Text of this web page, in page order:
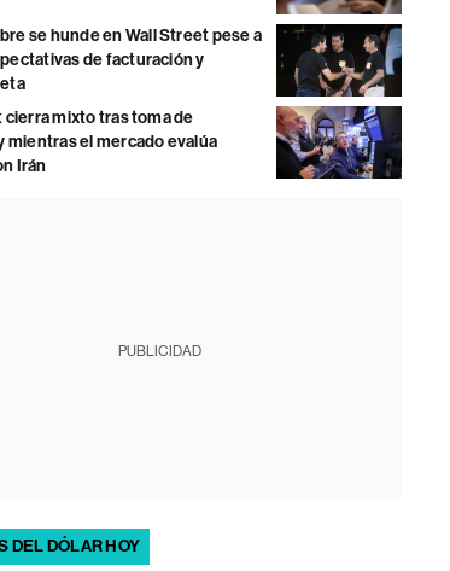
se hunde en Wall Street pese a
de facturación y
cierra mixto tras toma de
mientras el mercado evalúa
Irán
PUBLICIDAD
DEL DÓLAR HOY